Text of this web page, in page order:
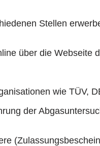
Stellen
über die Webseite
wie TÜV,
der